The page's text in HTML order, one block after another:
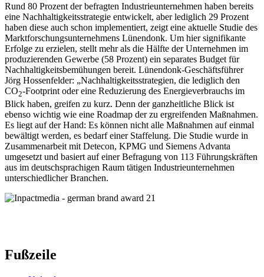
Rund 80 Prozent der befragten Industrieunternehmen haben bereits
eine Nachhaltigkeitsstrategie entwickelt, aber lediglich 29 Prozent
haben diese auch schon implementiert, zeigt eine aktuelle Studie des
Marktforschungsunternehmens Lünendonk. Um hier signifikante
Erfolge zu erzielen, stellt mehr als die Hälfte der Unternehmen im
produzierenden Gewerbe (58 Prozent) ein separates Budget für
Nachhaltigkeitsbemühungen bereit. Lünendonk-Geschäftsführer
Jörg Hossenfelder: „Nachhaltigkeitsstrategien, die lediglich den
CO2-Footprint oder eine Reduzierung des Energieverbrauchs im
Blick haben, greifen zu kurz. Denn der ganzheitliche Blick ist
ebenso wichtig wie eine Roadmap der zu ergreifenden Maßnahmen.
Es liegt auf der Hand: Es können nicht alle Maßnahmen auf einmal
bewältigt werden, es bedarf einer Staffelung. Die Studie wurde in
Zusammenarbeit mit Detecon, KPMG und Siemens Advanta
umgesetzt und basiert auf einer Befragung von 113 Führungskräften
aus im deutschsprachigen Raum tätigen Industrieunternehmen
unterschiedlicher Branchen.
Fußzeile